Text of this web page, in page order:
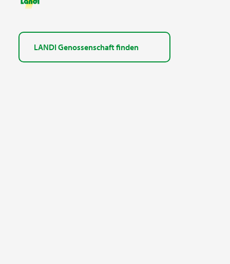
LANDI Genossenschaft finden